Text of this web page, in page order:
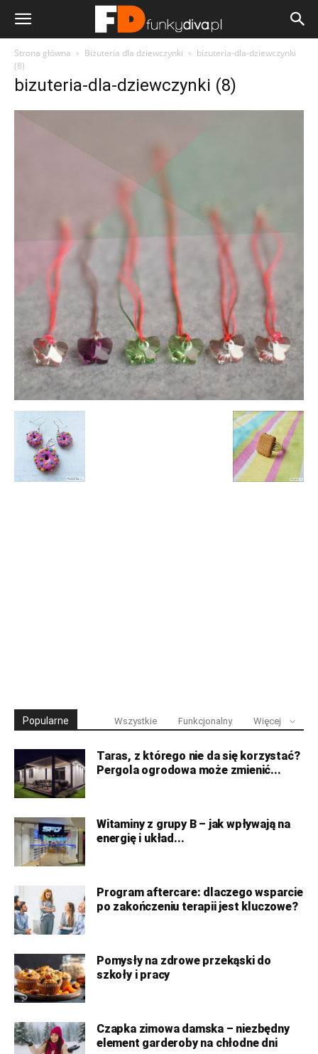
Strona główna Biżuteria dla dziewczynki
bizuteria-dla-dziewczynki
(8)
bizuteria-dla-dziewczynki (8)
Popularne Wszystkie Funkcjonalny Więcej
Taras, z którego nie da się korzystać?
Pergola ogrodowa może zmienić...
Witaminy z grupy B – jak wpływają na
energię i układ...
Program aftercare: dlaczego wsparcie
po zakończeniu terapii jest kluczowe?
Pomysły na zdrowe przekąski do
szkoły i pracy
Czapka zimowa damska – niezbędny
element garderoby na chłodne dni